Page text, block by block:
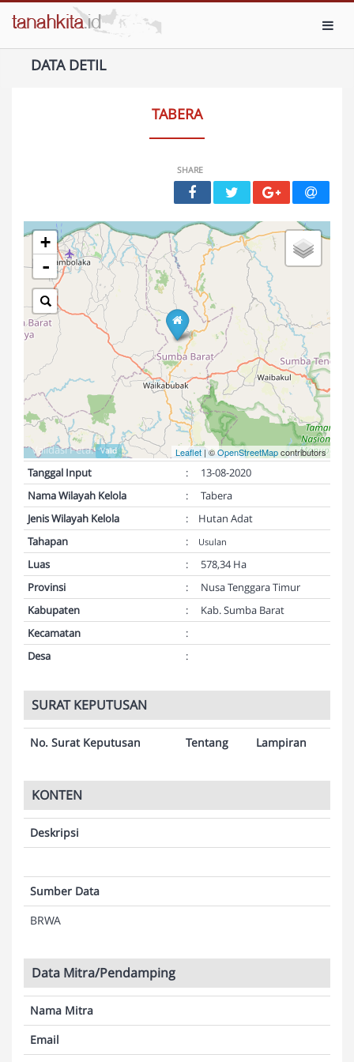
DATA DETIL
TABERA
SHARE
+
-
Leaflet | ©OpenStreetMapcontributors
Validasi Peta: Valid
Tanggal Input :
13-08-2020
Nama Wilayah Kelola
:
Tabera
Jenis Wilayah Kelola
:
Hutan Adat
Tahapan
: Usulan
Luas :
578,34 Ha
Provinsi
:
Nusa Tenggara Timur
Kabupaten
:
Kab. Sumba Barat
Kecamatan
:
Desa
:
SURAT KEPUTUSAN
No. Surat Keputusan Tentang Lampiran
KONTEN
Deskripsi
Sumber Data
BRWA
Data Mitra/Pendamping
Nama Mitra
Email